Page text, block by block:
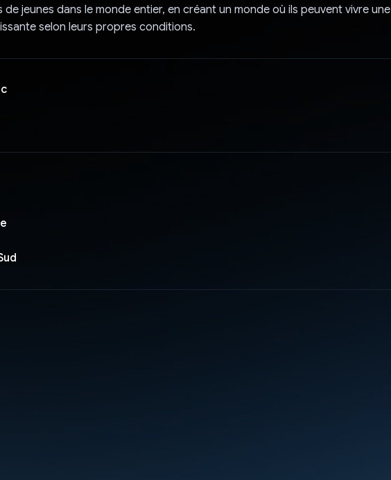
de jeunes dans le monde entier, en créant un monde où ils peuvent vivre une
selon leurs propres conditions.